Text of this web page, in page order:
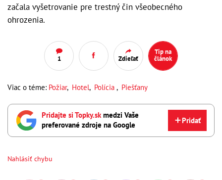
začala vyšetrovanie pre trestný čin všeobecného
ohrozenia.
1 Zdieľať
Tip na
článok
Viac o téme: Požiar, Hotel, Polícia , Piešťany
Pridajte si Topky.skmedzi Vaše
preferované zdroje na Google
Pridať
Nahlásiť chybu